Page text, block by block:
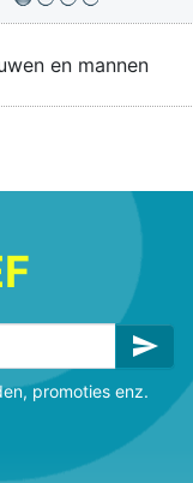
en mannen
send
promoties enz.